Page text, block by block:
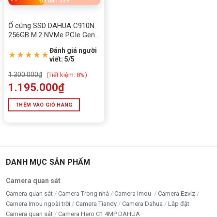
👉 Mua ngay tại Tấn Phát – Hotline: 0949579078 –
0888195969
Chi tiết
Tên sản phẩm
Dung lượng 128GB
Ổ cứng SSD DAHUA C910N
256GB M.2 NVMe PCIe Gen
★★★★★Đánh giá người
viết: 5/5
1.300.000₫ (Tiết kiệm: 8%)
1.195.000₫
THÊM VÀO GIỎ HÀNG
DANH MỤC SẢN PHẨM
Camera quan sát
Camera quan sát Camera Trong nhà Camera Imou
Camera Ezviz
Camera Imou ngoài trời
Camera Tiandy Camera Dahua
Lắp đặt
Camera quan sát
Camera Hero C1 4MP DAHUA